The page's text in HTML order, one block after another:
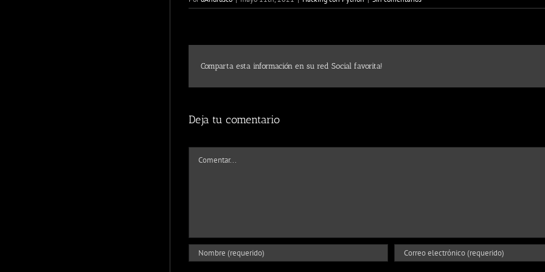
Comparta esta información en su red Social favorita!
Deja tu comentario